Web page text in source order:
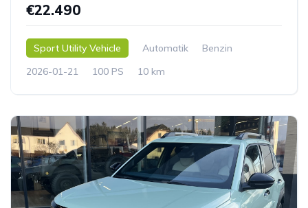
€22.490
Sport Utility Vehicle Automatik
Benzin
2026-01-21
100 PS 10 km